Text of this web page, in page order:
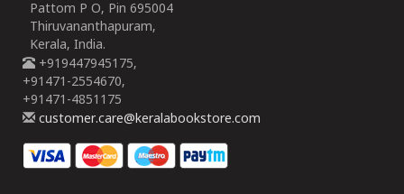
Pattom P O, Pin 695004
Thiruvananthapuram,
Kerala, India.
+919447945175,
+91471-2554670,
+91471-4851175
customer.care@keralabookstore.com